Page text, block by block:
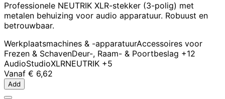
Professionele NEUTRIK XLR-stekker (3-polig) met
metalen behuizing voor audio apparatuur. Robuust en
betrouwbaar.
Werkplaatsmachines & -apparatuurAccessoires voor
Frezen & SchavenDeur-, Raam- & Poortbeslag +12
AudioStudioXLRNEUTRIK +5
Vanaf € 6,62
Add